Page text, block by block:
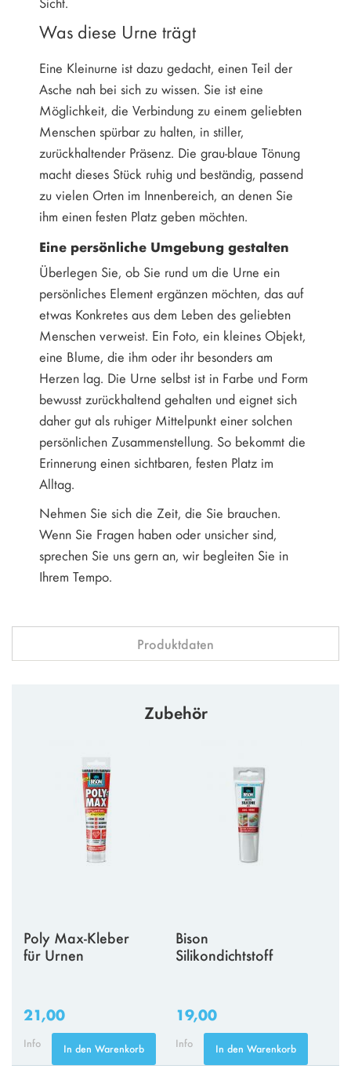
Was diese Urne trägt
Eine Kleinurne ist dazu gedacht, einen Teil der
Asche nah bei sich zu wissen. Sie ist eine
Möglichkeit, die Verbindung zu einem geliebten
Menschen spürbar zu halten, in stiller,
zurückhaltender Präsenz. Die grau-blaue Tönung
macht dieses Stück ruhig und beständig, passend
zu vielen Orten im Innenbereich, an denen Sie
ihm einen festen Platz geben möchten.
Eine persönliche Umgebung gestalten
Überlegen Sie, ob Sie rund um die Urne ein
persönliches Element ergänzen möchten, das auf
etwas Konkretes aus dem Leben des geliebten
Menschen verweist. Ein Foto, ein kleines Objekt,
eine Blume, die ihm oder ihr besonders am
Herzen lag. Die Urne selbst ist in Farbe und Form
bewusst zurückhaltend gehalten und eignet sich
daher gut als ruhiger Mittelpunkt einer solchen
persönlichen Zusammenstellung. So bekommt die
Erinnerung einen sichtbaren, festen Platz im
Alltag.
Nehmen Sie sich die Zeit, die Sie brauchen.
Wenn Sie Fragen haben oder unsicher sind,
sprechen Sie uns gern an, wir begleiten Sie in
Ihrem Tempo.
Produktdaten
Zubehör
Poly Max-Kleber
für Urnen
21,00
Info In den Warenkorb
Bison
Silikondichtstoff
19,00
Info In den Warenkorb